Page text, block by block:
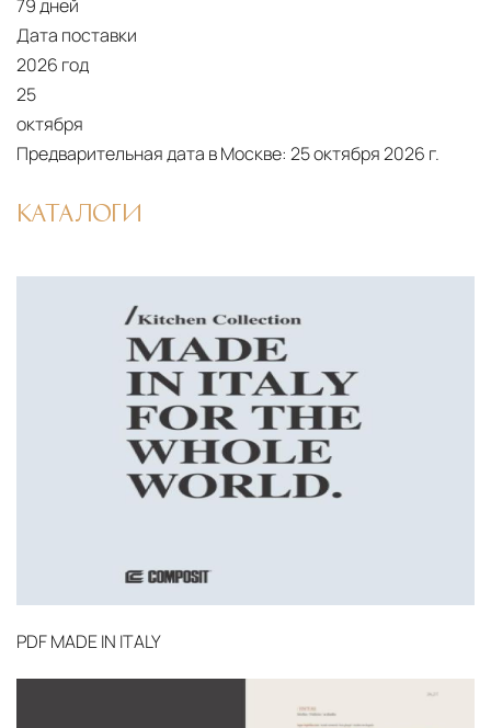
79 дней
Дата поставки
2026 год
25
октября
Предварительная дата в Москве: 25 октября 2026 г.
КАТАЛОГИ
PDFMADE IN ITALY